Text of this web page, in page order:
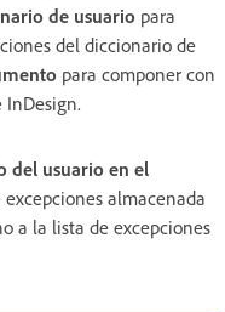
de usuario para
del diccionario de
para componer con
InDesign.
del usuario en el
almacenada
a la lista de excepciones